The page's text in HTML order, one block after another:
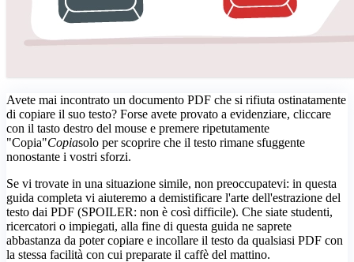
Avete mai incontrato un documento PDF che si rifiuta ostinatamente
di copiare il suo testo? Forse avete provato a evidenziare, cliccare
con il tasto destro del mouse e premere ripetutamente
"Copia"Copiasolo per scoprire che il testo rimane sfuggente
nonostante i vostri sforzi.
Se vi trovate in una situazione simile, non preoccupatevi: in questa
guida completa vi aiuteremo a demistificare l'arte dell'estrazione del
testo dai PDF (SPOILER: non è così difficile). Che siate studenti,
ricercatori o impiegati, alla fine di questa guida ne saprete
abbastanza da poter copiare e incollare il testo da qualsiasi PDF con
la stessa facilità con cui preparate il caffè del mattino.